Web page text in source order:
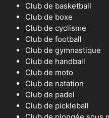
Club de basketball
Club de boxe
Club de cyclisme
Club de football
Club de gymnastique
Club de handball
Club de moto
Club de natation
Club de padel
Club de pickleball